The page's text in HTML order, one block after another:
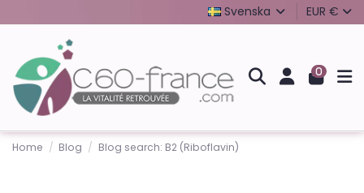
Svenska EUR €
0
Home Blog Blog search: B2 (Riboflavin)